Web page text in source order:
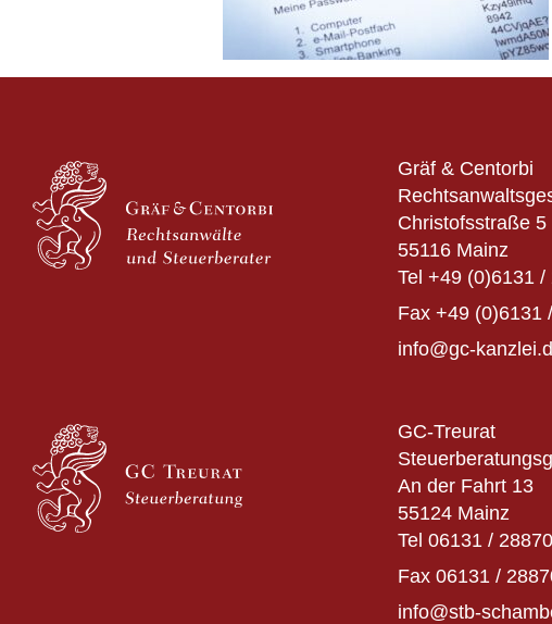
Gräf & Centorbi
Christofsstraße 5
55116 Mainz
Tel +49 (0)6131 /
Fax +49 (0)6131
info@gc-
GC-Treurat
An der Fahrt 13
55124 Mainz
Tel 06131 /
Fax 06131 /
info@stb-